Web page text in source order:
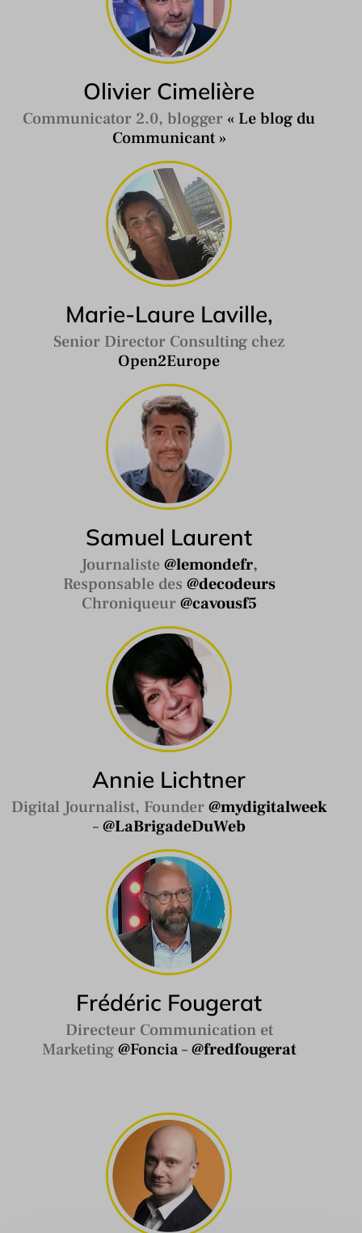
Olivier Cimelière
Communicator 2.0, blogger « Le blog du
Communicant »
Marie-Laure Laville,
Senior Director Consulting chez
Open2Europe
Samuel Laurent
Journaliste @lemondefr,
Responsable des @decodeurs
Chroniqueur @cavousf5
Annie Lichtner
Digital Journalist, Founder @mydigitalweek
–@LaBrigadeDuWeb
Frédéric Fougerat
Directeur Communication et
Marketing @Foncia–@fredfougerat